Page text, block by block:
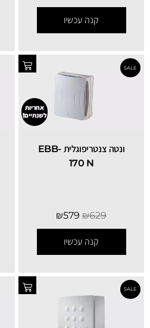
קנה עכשיו
ונטה צנטריפוגלית EBB-
170 N
₪629
₪579
קנה עכשיו
אחריות
לשנתיים!